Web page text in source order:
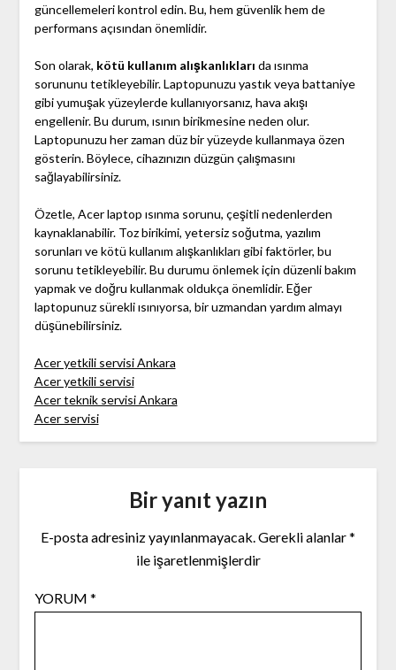
güncellemeleri kontrol edin. Bu, hem güvenlik hem de
performans açısından önemlidir.
Son olarak, kötü kullanım alışkanlıkları da ısınma
sorununu tetikleyebilir. Laptopunuzu yastık veya battaniye
gibi yumuşak yüzeylerde kullanıyorsanız, hava akışı
engellenir. Bu durum, ısının birikmesine neden olur.
Laptopunuzu her zaman düz bir yüzeyde kullanmaya özen
gösterin. Böylece, cihazınızın düzgün çalışmasını
sağlayabilirsiniz.
Özetle, Acer laptop ısınma sorunu, çeşitli nedenlerden
kaynaklanabilir. Toz birikimi, yetersiz soğutma, yazılım
sorunları ve kötü kullanım alışkanlıkları gibi faktörler, bu
sorunu tetikleyebilir. Bu durumu önlemek için düzenli bakım
yapmak ve doğru kullanmak oldukça önemlidir. Eğer
laptopunuz sürekli ısınıyorsa, bir uzmandan yardım almayı
düşünebilirsiniz.
Acer yetkili servisi Ankara
Acer yetkili servisi
Acer teknik servisi Ankara
Acer servisi
Bir yanıt yazın
E-posta adresiniz yayınlanmayacak.Gerekli alanlar*
ile işaretlenmişlerdir
YORUM *